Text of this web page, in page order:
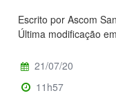
Escrito por Ascom
Última modificação
21/07/20
11h57